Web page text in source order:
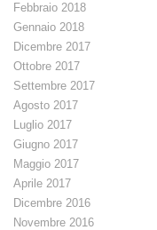
Febbraio 2018
Gennaio 2018
Dicembre 2017
Ottobre 2017
Settembre 2017
Agosto 2017
Luglio 2017
Giugno 2017
Maggio 2017
Aprile 2017
Dicembre 2016
Novembre 2016